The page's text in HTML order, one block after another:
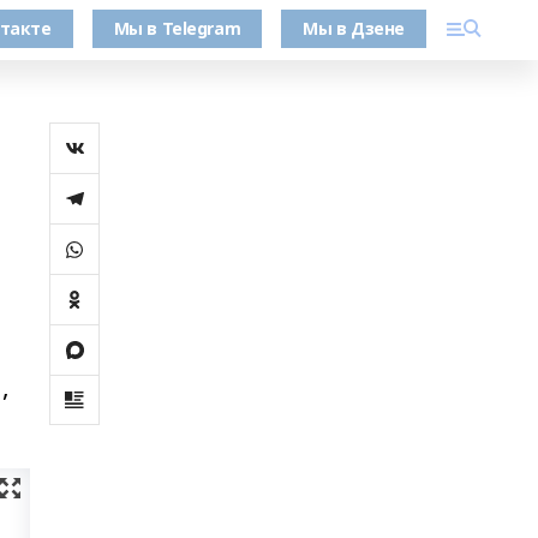
Мы в Telegram Мы в Дзене